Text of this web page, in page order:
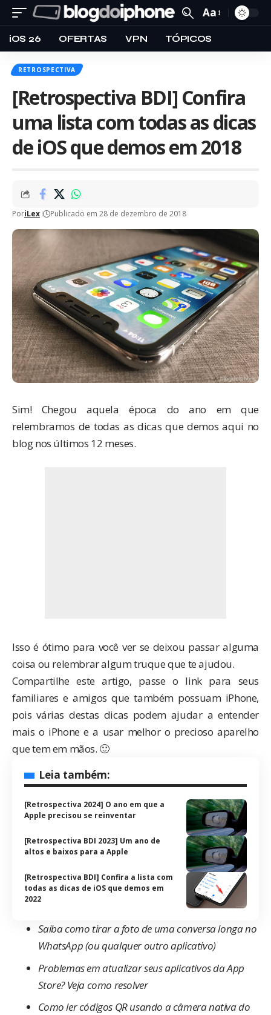
Aa
iOS 26 OFERTAS VPN TÓPICOS
RETROSPECTIVA
[Retrospectiva BDI] Confira
uma lista com todas as dicas
de iOS que demos em 2018
PoriLex Publicado em 28 de dezembro de 2018
Sim! Chegou aquela época do ano em que
relembramos de todas as dicas que demos aqui no
blog nos últimos 12 meses.
Isso é ótimo para você ver se deixou passar alguma
coisa ou relembrar algum truque que te ajudou.
Compartilhe este artigo, passe o linkpara seus
familiares e amigos que também possuam iPhone,
pois várias destas dicas podem ajudar a entender
mais o iPhone e a usar melhor o precioso aparelho
que tem em mãos. 🙂
Leia também:
[Retrospectiva 2024] O ano em que a
Apple precisou se reinventar
[Retrospectiva BDI 2023] Um ano de
altos e baixos para a Apple
[Retrospectiva BDI] Confira a lista com
todas as dicas de iOS que demos em
2022
Saiba como tirar a foto de uma conversa longa no
WhatsApp (ou qualquer outro aplicativo)
Problemas em atualizar seus aplicativos da App
Store? Veja como resolver
Como ler códigos QR usando a câmera nativa do